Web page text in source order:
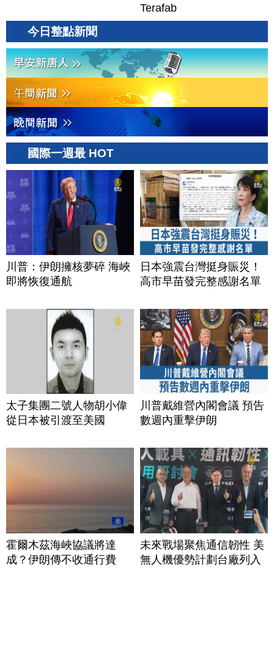
Terafab
今日整點新聞
國際一週最 HOT
川普：伊朗擁核夢碎 海峽
即將恢復通航
日本強震台灣挺身賑災！
高市早苗發完整感謝名單
太子集團二號人物胡小偉
從日本被引渡至美國
川普戴維營內閣會議 預告
數週內重擊伊朗
霍爾木茲海峽協議將達
成？伊朗傳不收通行費
未來戰場聚焦通信韌性 美
無人機優勢計劃台廠列入